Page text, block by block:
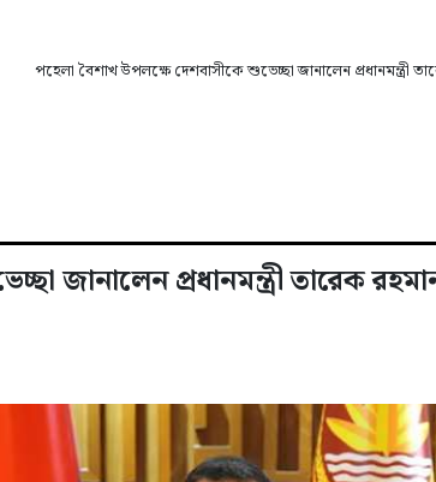
পহেলা বৈশাখ উপলক্ষে দেশবাসীকে শুভেচ্ছা জানালেন প্রধানমন্ত্রী
জানালেন প্রধানমন্ত্রী তারেক